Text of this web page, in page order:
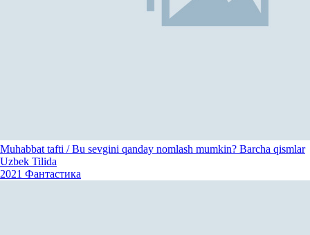
Muhabbat tafti / Bu sevgini qanday nomlash mumkin? Barcha qismlar
Uzbek Tilida
2021 Фантастика